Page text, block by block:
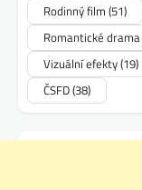
Rodinný film (51)
Romantické drama
Vizuální efekty(19)
ČSFD(38)